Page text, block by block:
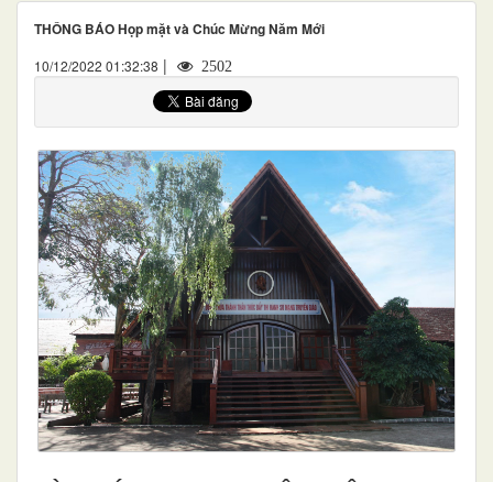
THÔNG BÁO Họp mặt và Chúc Mừng Năm Mới
10/12/2022 01:32:38 | 2502